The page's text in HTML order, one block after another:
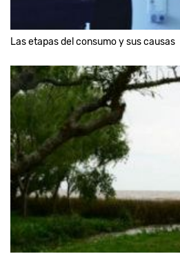
Las etapas del consumo y sus causas